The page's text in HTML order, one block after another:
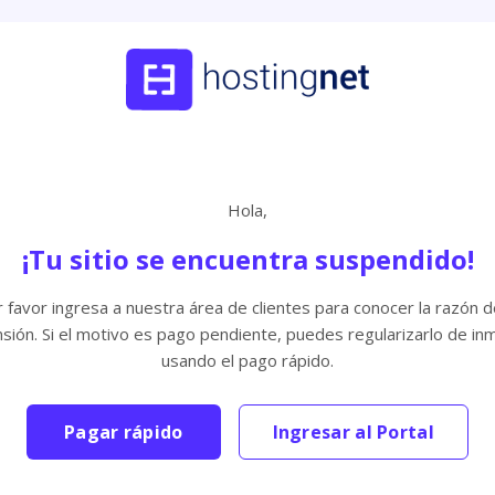
Hola,
¡Tu sitio se encuentra suspendido!
favor ingresa a nuestra área de clientes para conocer la razón
Si el motivo es pago pendiente, puedes regularizarlo de
usando el pago rápido.
Pagar rápido Ingresar al Portal